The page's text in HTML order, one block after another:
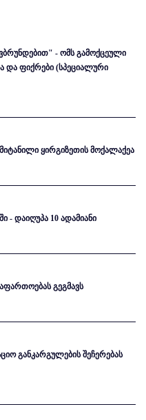
- ომს გამოქცეული
და ფიქრები (სპეციალური
ყირგიზეთის მოქალაქეა
- დაიღუპა 10 ადამიანი
გეგმავს
განკარგულების შეჩერებას